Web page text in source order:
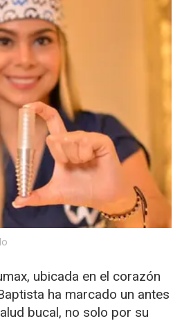
ubicada en el corazón
ha marcado un antes
bucal, no solo por su